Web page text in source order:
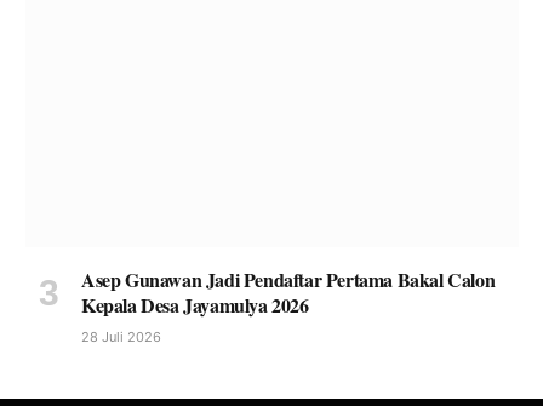
Asep Gunawan Jadi Pendaftar Pertama Bakal Calon
Kepala Desa Jayamulya 2026
28 Juli 2026